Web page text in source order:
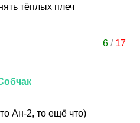
тёплых плеч
6 / 17
Ан-2, то ещё что)